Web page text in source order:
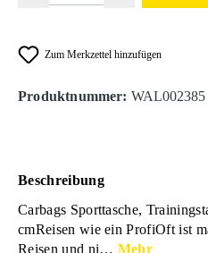
Zum Merkzettel hinzufügen
Produktnummer: WAL002385
Beschreibung
Carbags Sporttasche,
cmReisen wie ein ProfiOft ist
Reisen und ni… Mehr